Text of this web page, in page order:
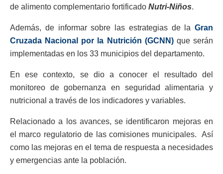
de alimento complementario fortificado Nutri-Niños.
Además, de informar sobre las estrategias de la Gran
Cruzada Nacional por la Nutrición (GCNN)que serán
implementadas en los 33 municipios del departamento.
En ese contexto, se dio a conocer el resultado del
monitoreo de gobernanza en seguridad alimentaria y
nutricional a través de los indicadores y variables.
Relacionado a los avances, se identificaron mejoras en
el marco regulatorio de las comisiones municipales. Así
como las mejoras en el tema de respuesta a necesidades
y emergencias ante la población.